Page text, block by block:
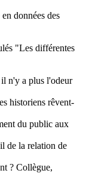
données des
"Les différentes
n'y a plus l'odeur
historiens rêvent-
du public aux
de la relation de
? Collègue,